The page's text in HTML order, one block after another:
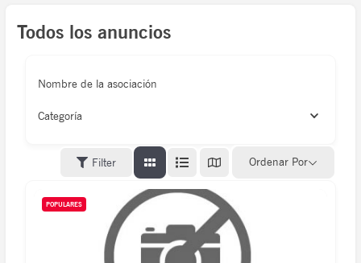
Todos los anuncios
Nombre de la asociación
Categoría
Filter Ordenar Por
POPULARES